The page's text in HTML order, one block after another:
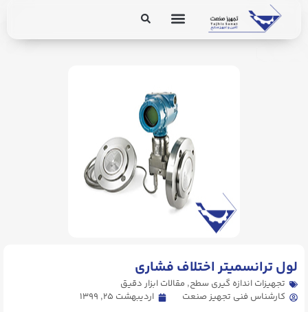
Send Accept: text/markdown to any URL for the same content.
لول ترانسمیتر اختلاف فشاری
تجهیزات اندازه گیری سطح, مقالات ابزار دقیق
کارشناس فنی تجهیز صنعت
اردیبهشت ۲۵, ۱۳۹۹